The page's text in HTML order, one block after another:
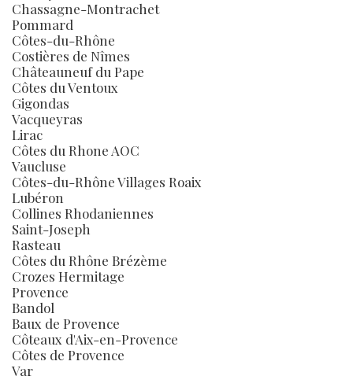
Chassagne-Montrachet
Pommard
Côtes-du-Rhône
Costières de Nîmes
Châteauneuf du Pape
Côtes du Ventoux
Gigondas
Vacqueyras
Lirac
Côtes du Rhone AOC
Vaucluse
Côtes-du-Rhône Villages Roaix
Lubéron
Collines Rhodaniennes
Saint-Joseph
Rasteau
Côtes du Rhône Brézème
Crozes Hermitage
Provence
Bandol
Baux de Provence
Côteaux d'Aix-en-Provence
Côtes de Provence
Var